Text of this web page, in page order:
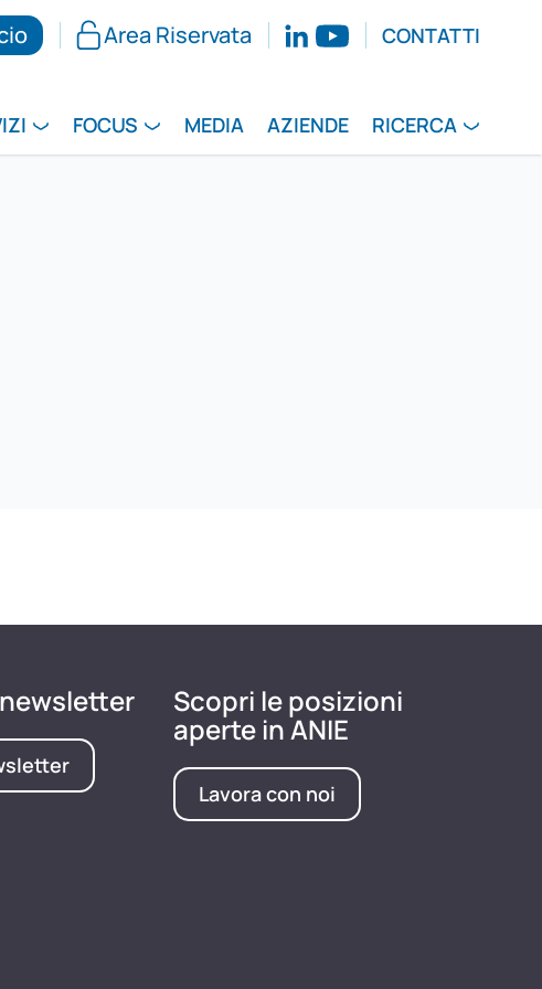
Area Riservata CONTATTI
FOCUS MEDIA AZIENDE RICERCA
Scopri le posizioni
aperte in ANIE
Lavora con noi